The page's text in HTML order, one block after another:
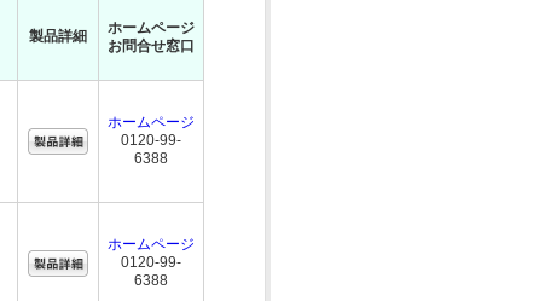
製品詳細
ホームページ
お問合せ窓口
ホームページ
0120-99-
6388
ホームページ
0120-99-
6388